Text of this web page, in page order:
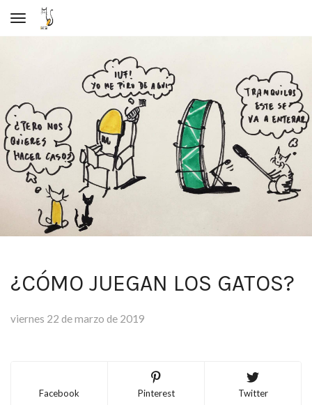
Toggle navigation
¿CÓMO JUEGAN LOS GATOS?
viernes 22 de marzo de 2019
Facebook Pinterest Twitter